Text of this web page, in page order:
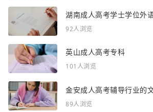
湖南成人高考学士学位外
92人浏览
英山成人高考专科
101人浏览
金安成人高考辅导行业的
89人浏览